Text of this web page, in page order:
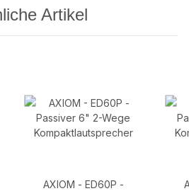
Artikel
AXIOM - ED60P -